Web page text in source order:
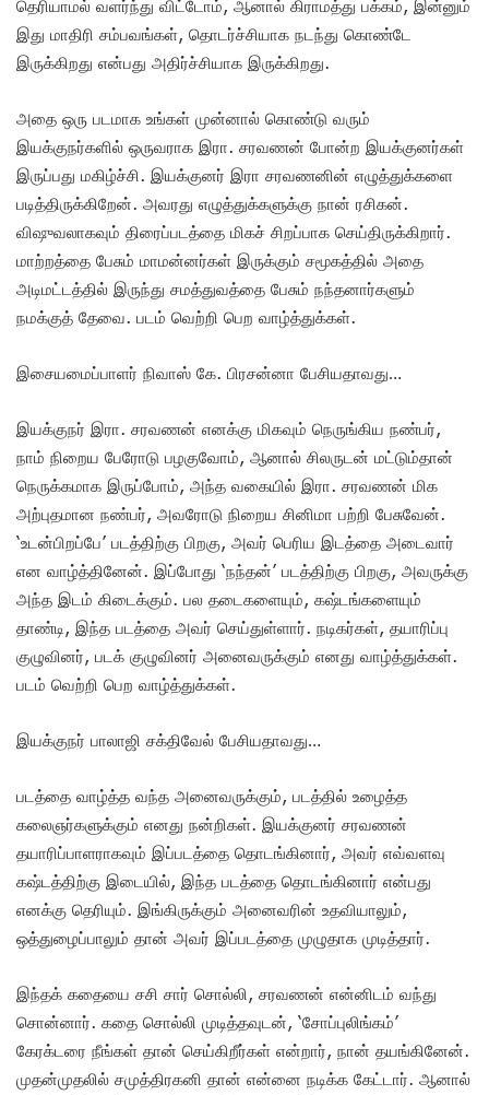
தெரியாமல் வளர்ந்து விட்டோம், ஆனால் கிராமத்து பக்கம், இன்னும்
இது மாதிரி சம்பவங்கள், தொடர்ச்சியாக நடந்து கொண்டே
இருக்கிறது என்பது அதிர்ச்சியாக இருக்கிறது.
அதை ஒரு படமாக உங்கள் முன்னால் கொண்டு வரும்
இயக்குநர்களில் ஒருவராக இரா. சரவணன் போன்ற இயக்குனர்கள்
இருப்பது மகிழ்ச்சி. இயக்குனர் இரா சரவணனின் எழுத்துக்களை
படித்திருக்கிறேன். அவரது எழுத்துக்களுக்கு நான் ரசிகன்.
விஷுவலாகவும் திரைப்படத்தை மிகச் சிறப்பாக செய்திருக்கிறார்.
மாற்றத்தை பேசும் மாமன்னர்கள் இருக்கும் சமூகத்தில் அதை
அடிமட்டத்தில் இருந்து சமத்துவத்தை பேசும் நந்தனார்களும்
நமக்குத் தேவை. படம் வெற்றி பெற வாழ்த்துக்கள்.
இசையமைப்பாளர் நிவாஸ் கே. பிரசன்னா பேசியதாவது…
இயக்குநர் இரா. சரவணன் எனக்கு மிகவும் நெருங்கிய நண்பர்,
நாம் நிறைய பேரோடு பழகுவோம், ஆனால் சிலருடன் மட்டும்தான்
நெருக்கமாக இருப்போம், அந்த வகையில் இரா. சரவணன் மிக
அற்புதமான நண்பர், அவரோடு நிறைய சினிமா பற்றி பேசுவேன்.
‘உடன்பிறப்பே’ படத்திற்கு பிறகு, அவர் பெரிய இடத்தை அடைவார்
என வாழ்த்தினேன். இப்போது ‘நந்தன்’ படத்திற்கு பிறகு, அவருக்கு
அந்த இடம் கிடைக்கும். பல தடைகளையும், கஷ்டங்களையும்
தாண்டி, இந்த படத்தை அவர் செய்துள்ளார். நடிகர்கள், தயாரிப்பு
குழுவினர், படக் குழுவினர் அனைவருக்கும் எனது வாழ்த்துக்கள்.
படம் வெற்றி பெற வாழ்த்துக்கள்.
இயக்குநர் பாலாஜி சக்திவேல் பேசியதாவது…
படத்தை வாழ்த்த வந்த அனைவருக்கும், படத்தில் உழைத்த
கலைஞர்களுக்கும் எனது நன்றிகள். இயக்குனர் சரவணன்
தயாரிப்பாளராகவும் இப்படத்தை தொடங்கினார், அவர் எவ்வளவு
கஷ்டத்திற்கு இடையில், இந்த படத்தை தொடங்கினார் என்பது
எனக்கு தெரியும். இங்கிருக்கும் அனைவரின் உதவியாலும்,
ஒத்துழைப்பாலும் தான் அவர் இப்படத்தை முழுதாக முடித்தார்.
இந்தக் கதையை சசி சார் சொல்லி, சரவணன் என்னிடம் வந்து
சொன்னார். கதை சொல்லி முடித்தவுடன், ‘சோப்புலிங்கம்’
கேரக்டரை நீங்கள் தான் செய்கிறீர்கள் என்றார், நான் தயங்கினேன்.
முதன்முதலில் சமுத்திரகனி தான் என்னை நடிக்க கேட்டார். ஆனால்